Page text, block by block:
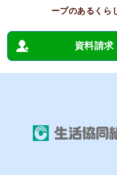
ープのあるくら
資料請求